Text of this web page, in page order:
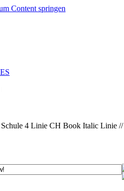
Content springen
4 Linie CH Book Italic Linie //